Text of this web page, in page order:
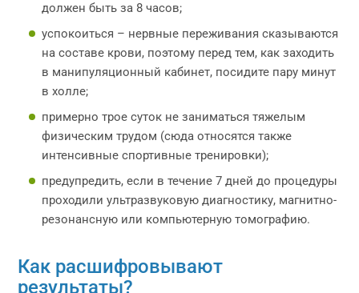
должен быть за 8 часов;
успокоиться – нервные переживания сказываются
на составе крови, поэтому перед тем, как заходить
в манипуляционный кабинет, посидите пару минут
в холле;
примерно трое суток не заниматься тяжелым
физическим трудом (сюда относятся также
интенсивные спортивные тренировки);
предупредить, если в течение 7 дней до процедуры
проходили ультразвуковую диагностику, магнитно-
резонансную или компьютерную томографию.
Как расшифровывают
результаты?